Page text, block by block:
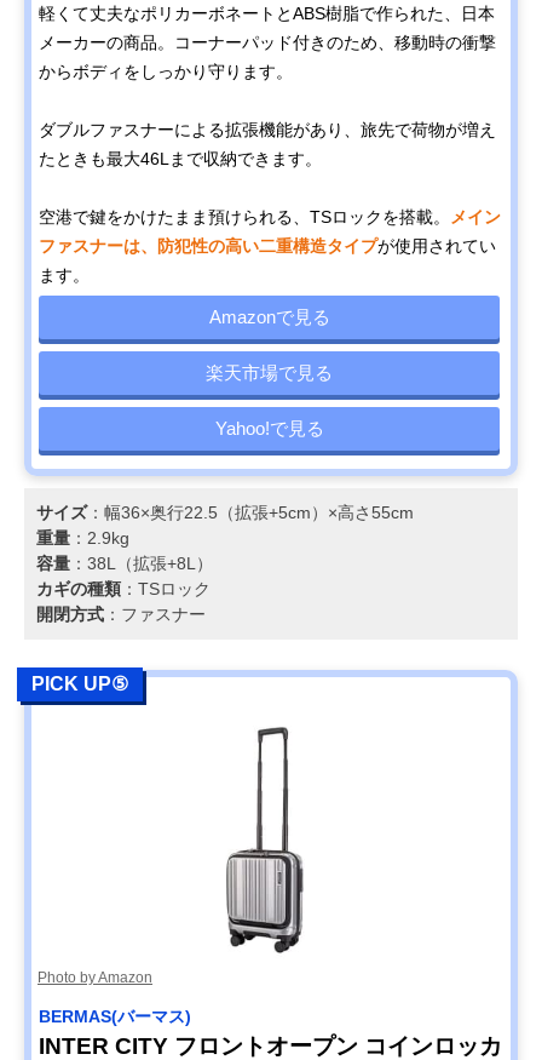
軽くて丈夫なポリカーボネートとABS樹脂で作られた、日本
メーカーの商品。コーナーパッド付きのため、移動時の衝撃
からボディをしっかり守ります。
ダブルファスナーによる拡張機能があり、旅先で荷物が増え
たときも最大46Lまで収納できます。
空港で鍵をかけたまま預けられる、TSロックを搭載。
メイン
ファスナーは、防犯性の高い二重構造タイプが使用されてい
ます。
Amazonで見る
楽天市場で見る
Yahoo!で見る
サイズ：幅36×奥行22.5（拡張+5cm）×高さ55cm
重量 ：2.9kg
容量 ：38L（拡張+8L）
カギの種類 ：TSロック
開閉方式 ：ファスナー
PICK UP⑤
Photo by Amazon
BERMAS(バーマス)
INTER CITY フロントオープン コインロッカ